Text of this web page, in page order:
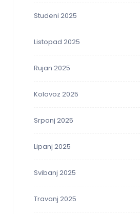
Studeni 2025
Listopad 2025
Rujan 2025
Kolovoz 2025
Srpanj 2025
Lipanj 2025
Svibanj 2025
Travanj 2025